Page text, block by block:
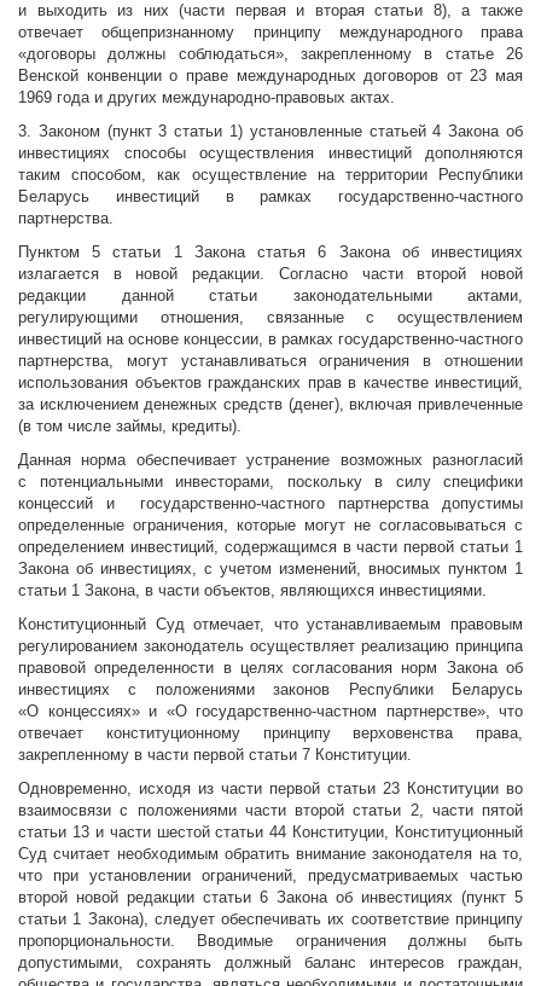
и выходить из них (части первая и вторая статьи 8), а также
отвечает общепризнанному принципу международного права
«договоры должны соблюдаться», закрепленному в статье 26
Венской конвенции о праве международных договоров от 23 мая
1969 года и других международно-правовых актах.
3. Законом (пункт 3 статьи 1) установленные статьей 4 Закона об
инвестициях способы осуществления инвестиций дополняются
таким способом, как осуществление на территории Республики
Беларусь инвестиций в рамках государственно-частного
партнерства.
Пунктом 5 статьи 1 Закона статья 6 Закона об инвестициях
излагается в новой редакции. Согласно части второй новой
редакции данной статьи законодательными актами,
регулирующими отношения, связанные с осуществлением
инвестиций на основе концессии, в рамках государственно-частного
партнерства, могут устанавливаться ограничения в отношении
использования объектов гражданских прав в качестве инвестиций,
за исключением денежных средств (денег), включая привлеченные
(в том числе займы, кредиты).
Данная норма обеспечивает устранение возможных разногласий
с потенциальными инвесторами, поскольку в силу специфики
концессий и государственно-частного партнерства допустимы
определенные ограничения, которые могут не согласовываться с
определением инвестиций, содержащимся в части первой статьи 1
Закона об инвестициях, с учетом изменений, вносимых пунктом 1
статьи 1 Закона, в части объектов, являющихся инвестициями.
Конституционный Суд отмечает, что устанавливаемым правовым
регулированием законодатель осуществляет реализацию принципа
правовой определенности в целях согласования норм Закона об
инвестициях с положениями законов Республики Беларусь
«О концессиях» и «О государственно-частном партнерстве», что
отвечает конституционному принципу верховенства права,
закрепленному в части первой статьи 7 Конституции.
Одновременно, исходя из части первой статьи 23 Конституции во
взаимосвязи с положениями части второй статьи 2, части пятой
статьи 13 и части шестой статьи 44 Конституции, Конституционный
Суд считает необходимым обратить внимание законодателя на то,
что при установлении ограничений, предусматриваемых частью
второй новой редакции статьи 6 Закона об инвестициях (пункт 5
статьи 1 Закона), следует обеспечивать их соответствие принципу
пропорциональности. Вводимые ограничения должны быть
допустимыми, сохранять должный баланс интересов граждан,